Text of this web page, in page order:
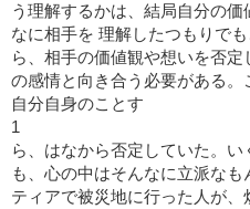
う理解するかは、結局自分の
なに相手を 理解したつもりで
ら、相手の価値観や想いを否
の感情と向き合う必要がある
自分自身のことす
1
ら、はなから否定していた。
も、心の中はそんなに立派な
ティアで被災地に行った人が